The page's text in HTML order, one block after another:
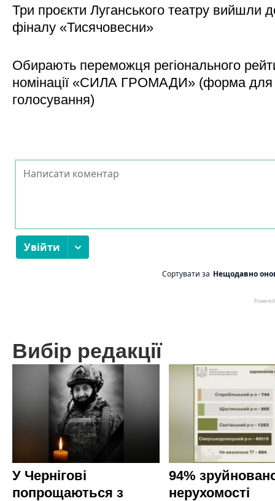
Три проєкти Луганського театру вийшли
фіналу «Тисячовесни»
Обирають переможця регіонального
номінації «СИЛА ГРОМАДИ» (форма для
голосування)
Вибір редакції
У Чернігові
попрощаються з
94%
нерухомості